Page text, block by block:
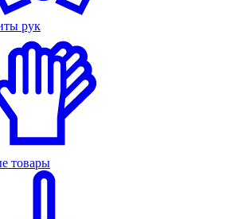
рук
товары